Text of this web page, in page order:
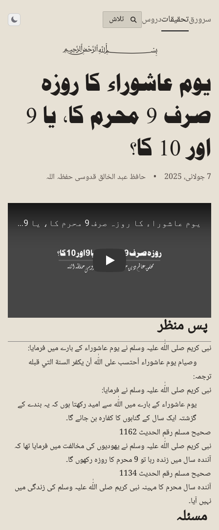
سرورقتحقیقاتدروس تلاش
﷽
یوم عاشوراء کا روزہ
صرف 9 محرم کا، یا 9
اور 10 کا؟
7 جولائی، 2025 • حافظ عبد الخالق قدوسی حفظہ اللہ
پس منظر
نبی کریم صلی اللّٰه علیہ وسلم نے یوم عاشوراء کے بارے میں فرمایا:
وصیام يوم عاشوراء أحتسب على اللّٰه أن يكفر السنة التي قبله
ترجمہ:
نبی کریم صلی اللّٰه علیہ وسلم نے فرمایا:
یوم عاشوراء کے بارے میں اللّٰه سے امید رکھتا ہوں کہ یہ بندے کے
گزشتہ ایک سال کے گناہوں کا کفارہ بن جائے گا۔
صحیح مسلم رقم الحدیث 1162
نبی کریم صلی اللّٰه علیہ وسلم نے یھودیوں کی مخالفت میں فرمایا تھا کہ
آئندہ سال میں زندہ رہا تو 9 محرم کا روزہ رکھوں گا۔
صحیح مسلم رقم الحدیث 1134
آئندہ سال محرم کا مہینہ نبی کریم صلی اللّٰه علیہ وسلم کی زندگی میں
نہیں آیا۔
مسئلہ